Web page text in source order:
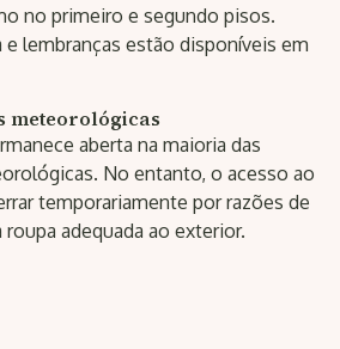
no primeiro e segundo pisos.
e lembranças estão disponíveis em
meteorológicas
aberta na maioria das
No entanto, o acesso ao
temporariamente por razões de
roupa adequada ao exterior.